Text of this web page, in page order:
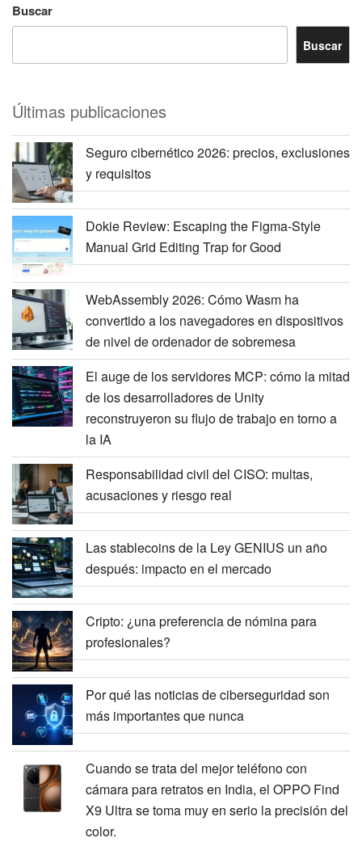
Buscar
Buscar
Últimas publicaciones
Seguro cibernético 2026: precios, exclusiones
y requisitos
Dokie Review: Escaping the Figma-Style
Manual Grid Editing Trap for Good
WebAssembly 2026: Cómo Wasm ha
convertido a los navegadores en dispositivos
de nivel de ordenador de sobremesa
El auge de los servidores MCP: cómo la mitad
de los desarrolladores de Unity
reconstruyeron su flujo de trabajo en torno a
la IA
Responsabilidad civil del CISO: multas,
acusaciones y riesgo real
Las stablecoins de la Ley GENIUS un año
después: impacto en el mercado
Cripto: ¿una preferencia de nómina para
profesionales?
Por qué las noticias de ciberseguridad son
más importantes que nunca
Cuando se trata del mejor teléfono con
cámara para retratos en India, el OPPO Find
X9 Ultra se toma muy en serio la precisión del
color.